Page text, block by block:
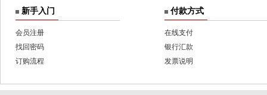
新手入门
会员注册
找回密码
订购流程
付款方式
在线支付
银行汇款
发票说明